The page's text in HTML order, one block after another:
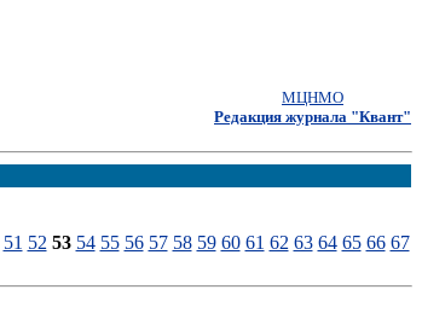
МЦНМО
Редакция журнала "Квант"
51 52 53 54 55 56 57 58 59 60 61 62 63 64 65 66 67